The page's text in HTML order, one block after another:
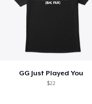
GG Just Played You
$22